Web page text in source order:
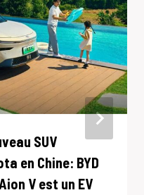
SUV
en Chine: BYD
V est un EV